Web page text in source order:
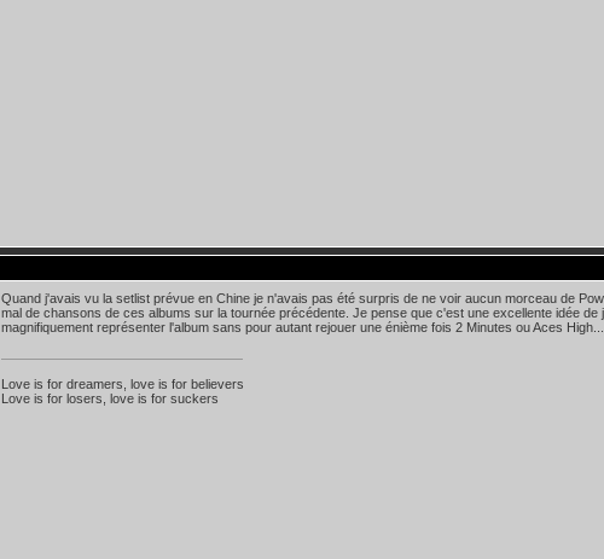
Quand j'avais vu la setlist prévue en Chine je n'avais pas été surpris de ne voir aucun morceau de
mal de chansons de ces albums sur la tournée précédente. Je pense que c'est une excellente idée
magnifiquement représenter l'album sans pour autant rejouer une énième fois 2 Minutes ou Aces High...
Love is for dreamers, love is for believers
Love is for losers, love is for suckers